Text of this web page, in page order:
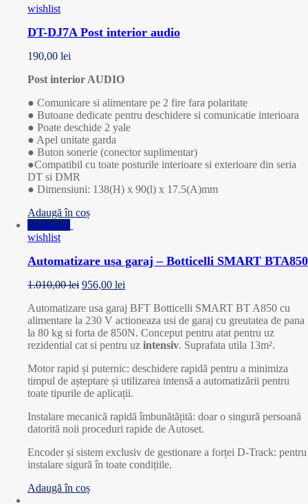
wishlist
DT-DJ7A Post interior audio
190,00 lei
Post interior AUDIO
● Comunicare si alimentare pe 2 fire fara polaritate
● Butoane dedicate pentru deschidere si comunicatie interioara
● Poate deschide 2 yale
● Apel unitate garda
● Buton sonerie (conector suplimentar)
●Compatibil cu toate posturile interioare si exterioare din seria
DT si DMR
● Dimensiuni: 138(H) x 90(l) x 17.5(A)mm
Adaugă în coș
Reduceri!
wishlist
Automatizare usa garaj – Botticelli SMART BTA850
1.010,00lei 956,00 lei
Automatizare usa garaj BFT Botticelli SMART BT A850 cu
alimentare la 230 V actioneaza usi de garaj cu greutatea de pana
la 80 kg si forta de 850N. Conceput pentru atat pentru uz
rezidential cat si pentru uz intensiv. Suprafata utila 13m².
Motor rapid și puternic: deschidere rapidă pentru a minimiza
timpul de așteptare și utilizarea intensă a automatizării pentru
toate tipurile de aplicații.
Instalare mecanică rapidă îmbunătățită: doar o singură persoană
datorită noii proceduri rapide de Autoset.
Encoder și sistem exclusiv de gestionare a forței D-Track: pentru
instalare sigură în toate condițiile.
Adaugă în coș